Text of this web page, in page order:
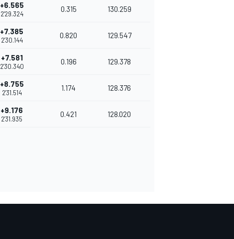
+6.565
2'29.324
0.315 130.259
+7.385
2'30.144
0.820 129.547
+7.581
2'30.340
0.196 129.378
+8.755
2'31.514
1.174 128.376
+9.176
2'31.935
0.421 128.020